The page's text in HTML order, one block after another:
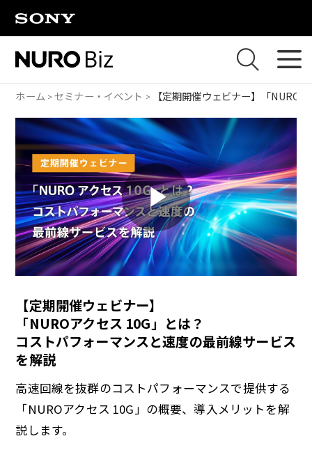
ホーム セミナー・イベント 【定期開催ウェビナー】 「NURO
P
【定期開催ウェビナー】
「NUROアクセス 10G」とは？
コストパフォーマンスと速度の最前線サービス
を解説
高速回線を抜群のコストパフォーマンスで提供する
「NUROアクセス 10G」の概要、導入メリットを解
説します。